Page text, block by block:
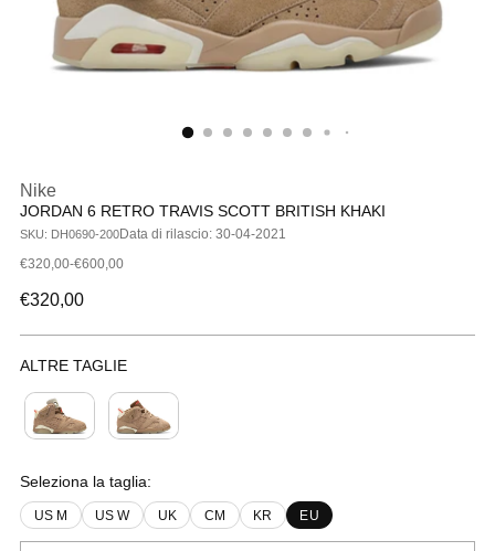
Nike
JORDAN 6 RETRO TRAVIS SCOTT BRITISH KHAKI
SKU: DH0690-200Data di rilascio: 30-04-2021
€320,00-€600,00
Prezzo
€320,00
ALTRE TAGLIE
Seleziona la taglia:
US M US W UK CM KR EU